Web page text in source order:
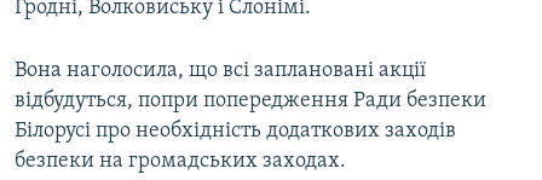
Гродні, Волковиську і Слонімі.
Вона наголосила, що всі заплановані акції
відбудуться, попри попередження Ради безпеки
Білорусі про необхідність додаткових заходів
безпеки на громадських заходах.